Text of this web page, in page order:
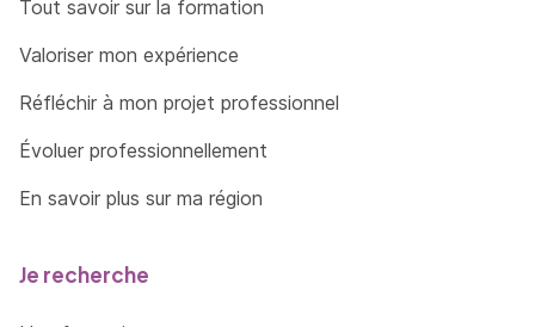
Amplifier et/ou réduire un ressenti en utilisant
les perceptions sensorielles
Installer un lieu ressource -Se libérer des
Reprogrammer l'inconscient d'un évènement
Désactiver les automatismes répétitifs et
Tout savoir sur la formation
Valoriser mon expérience
Réfléchir à mon projet professionnel
Évoluer professionnellement
En savoir plus sur ma région
Je recherche